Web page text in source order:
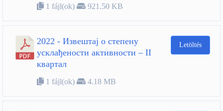
1 fájl(ok) 921.50 KB
2022 - Извештај о степену
усклађености активности – II
квартал
1 fájl(ok) 4.18 MB
Letöltés